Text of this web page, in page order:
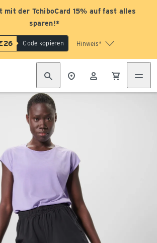
mit der TchiboCard 15% auf fast alles
sparen!*
Code kopieren Hinweis*